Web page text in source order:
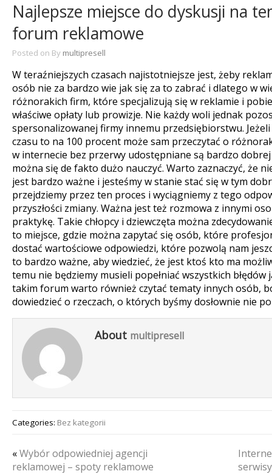
Najlepsze miejsce do dyskusji na
forum reklamowe
Posted on By multipresell
W teraźniejszych czasach najistotniejsze jest, żeby
osób nie za bardzo wie jak się za to zabrać i dlatego w
różnorakich firm, które specjalizują się w reklamie i
właściwe opłaty lub prowizje. Nie każdy woli jednak
spersonalizowanej firmy innemu przedsiębiorstwu.
czasu to na 100 procent może sam przeczytać o
w internecie bez przerwy udostępniane są bardzo
można się de fakto dużo nauczyć. Warto zaznaczyć, że
jest bardzo ważne i jesteśmy w stanie stać się w tym
przejdziemy przez ten proces i wyciągniemy z tego
przyszłości zmiany. Ważna jest też rozmowa z innymi
praktykę. Takie chłopcy i dziewczęta można
to miejsce, gdzie można zapytać się osób, które
dostać wartościowe odpowiedzi, które pozwolą nam
to bardzo ważne, aby wiedzieć, że jest ktoś kto ma
temu nie będziemy musieli popełniać wszystkich błędów
takim forum warto również czytać tematy innych osób,
dowiedzieć o rzeczach, o których byśmy dosłownie nie
About multipresell
Categories: Bez kategorii
«Wybór odpowiedniej agencji
reklamowej – spoty reklamowe